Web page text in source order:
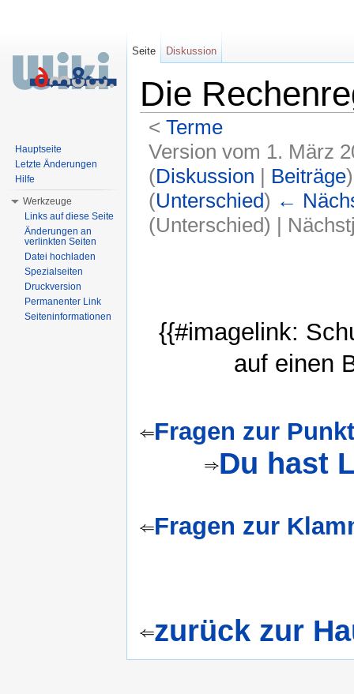
Die
< Terme
Version vom 1. März
(Diskussion | Beiträge)
(Unterschied) ←
(Unterschied) |
{{#imagelink:
auf einen
Fragen zur
Du hast
Fragen zur
zurück zur
Seite Diskussion
Hauptseite
Letzte Änderungen
Hilfe
Werkzeuge
Links auf diese Seite
Änderungen an
verlinkten Seiten
Datei hochladen
Spezialseiten
Druckversion
Permanenter Link
Seiteninformationen